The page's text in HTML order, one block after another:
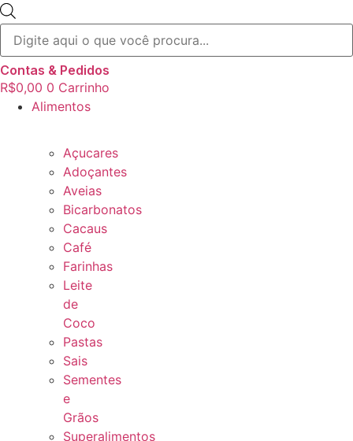
produtos
Contas & Pedidos
R$0,00 0 Carrinho
Alimentos
Açucares
Adoçantes
Aveias
Bicarbonatos
Cacaus
Café
Farinhas
Leite
de
Coco
Pastas
Sais
Sementes
e
Grãos
Superalimentos